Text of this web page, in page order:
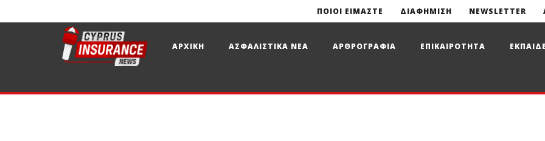
ΠΟΙΟΙ ΕΙΜΑΣΤΕ ΔΙΑΦΗΜΙΣΗ NEWSLETTER
ΑΡΧΙΚΗ ΑΣΦΑΛΙΣΤΙΚΑ ΝΕΑ ΑΡΘΡΟΓΡΑΦΙΑ ΕΠΙΚΑΙΡΟΤΗΤΑ